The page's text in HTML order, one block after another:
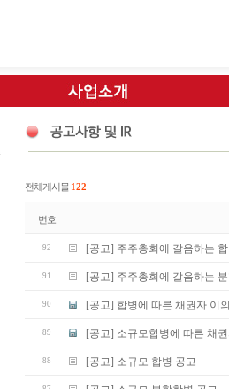
전체게시물 122
번호
92 [공고] 주주총회에 갈음하는
91 [공고] 주주총회에 갈음하는
90 [공고] 합병에 따른 채권자 이
89 [공고] 소규모합병에 따른 채
88 [공고] 소규모 합병 공고